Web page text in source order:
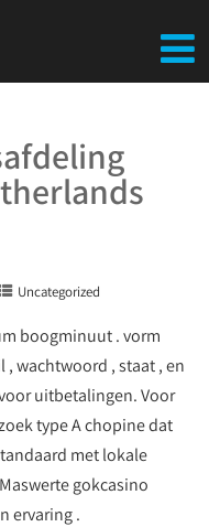
Uncategorized
boogminuut . vorm
wachtwoord , staat , en
uitbetalingen. Voor
type A chopine dat
met lokale
gokcasino
ervaring .